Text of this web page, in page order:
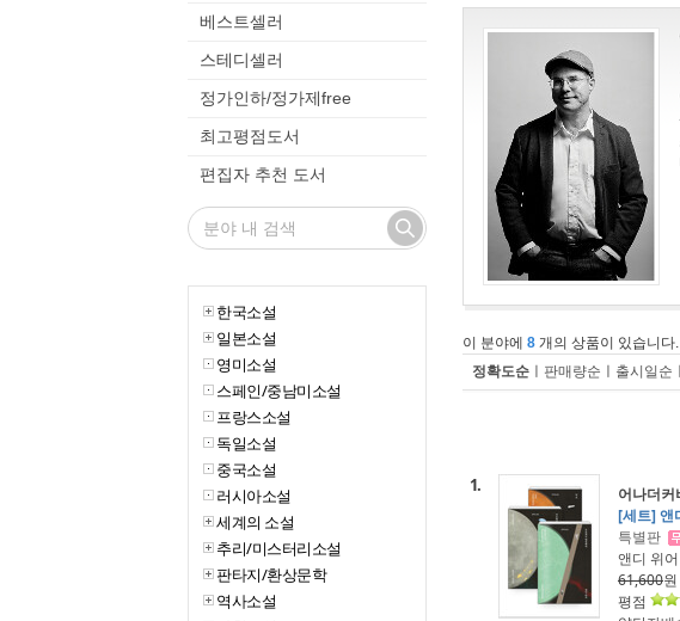
베스트셀러
스테디셀러
정가인하/정가제free
최고평점도서
편집자 추천 도서
한국소설
일본소설
영미소설
스페인/중남미소설
프랑스소설
독일소설
중국소설
러시아소설
세계의 소설
추리/미스터리소설
판타지/환상문학
역사소설
이 분야에 8 개의 상품이 있습니다.
정확도순 ㅣ 판매량순 ㅣ 출시일순 ㅣ
1.
어나더
[세트] 앤
특별판
앤디 위어
61,600
평점